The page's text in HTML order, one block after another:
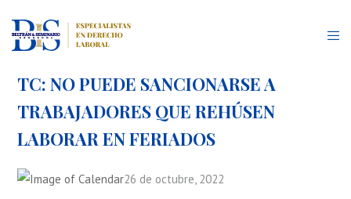
TC: NO PUEDE SANCIONARSE A
TRABAJADORES QUE REHÚSEN
LABORAR EN FERIADOS
26 de octubre, 2022